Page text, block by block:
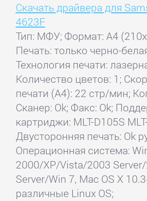
Скачать драйвера для
4623F
Тип: МФУ; Формат: A4
Печать: только черно-
Технология печати:
Количество цветов: 1;
печати (А4): 22 стр/мин;
Сканер: Ok; Факс: Ok;
картриджи: MLT-D105S
Двусторонняя печать: Ok
Операционная система:
2000/XP/Vista/2003
Server/Win 7, Mac OS X
различные Linux OS;